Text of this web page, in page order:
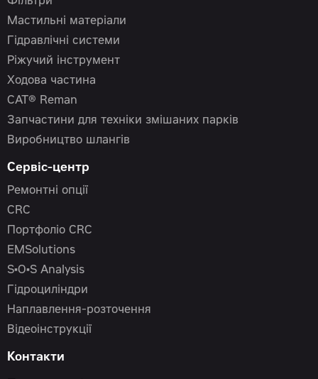
Мастильні матеріали
Гідравлічні системи
Ріжучий інструмент
Ходова частина
CAT® Reman
Запчастини для техніки змішаних парків
Виробництво шлангів
Сервіс-центр
Ремонтні опції
CRC
Портфоліо CRC
EMSolutions
S•O•S Analysis
Гідроциліндри
Наплавлення-розточення
Відеоінструкції
Контакти